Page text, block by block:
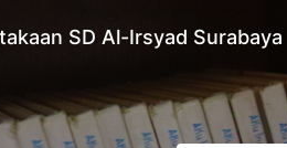
SD Al-Irsyad Surabaya